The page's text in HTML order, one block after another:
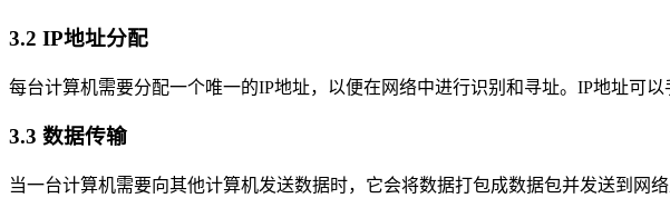
3.2 IP地址分配
每台计算机需要分配一个唯一的IP地址，以便在网络中进行识别和寻址。IP地址可
3.3 数据传输
当一台计算机需要向其他计算机发送数据时，它会将数据打包成数据包并发送到网